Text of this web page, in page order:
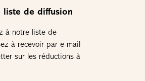
liste de diffusion
à notre liste de
à recevoir par e-mail
sur les réductions à